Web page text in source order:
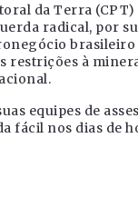
da Terra (CPT)
radical, por
brasileiro
à
equipes de
fácil nos dias de